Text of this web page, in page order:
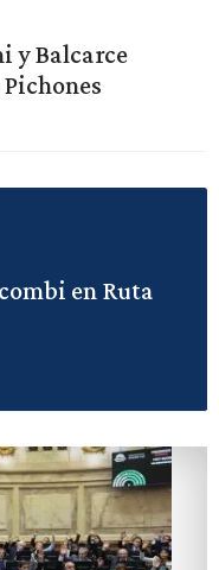
y Balcarce
en Ruta